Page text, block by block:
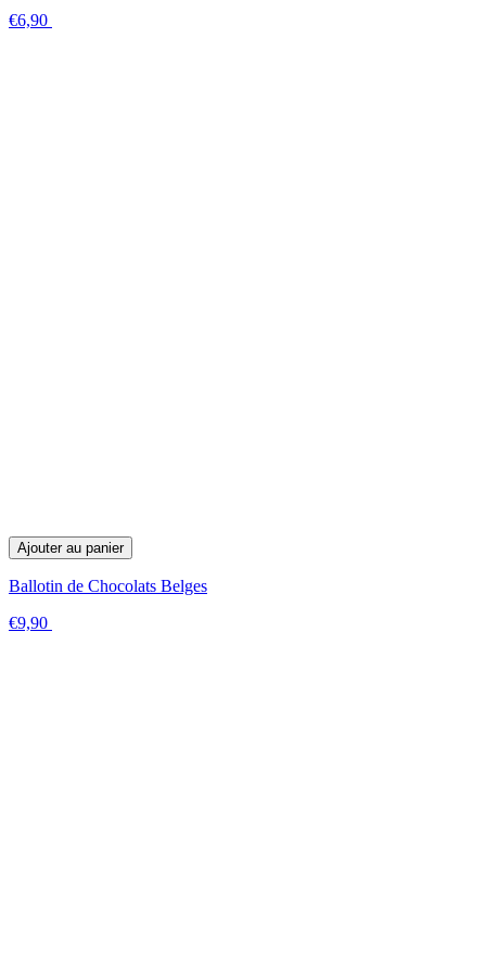
€6,90
Ajouter au panier
Ballotin de Chocolats Belges
€9,90